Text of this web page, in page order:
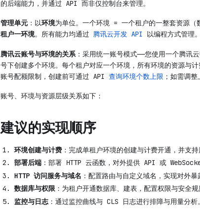
的后端能力，并通过 API 而非仅控制台来管理。
管理单元 ：以环境为单位。一个环境 = 一个租户的一整套资源（
租户一环境。所有能力均通过 腾讯云开发 API 以编程方式管理。
腾讯云账号与环境的关系：采用统一账号模式——您使用一个腾讯
号下创建多个环境。每个租户对应一个环境，所有环境的资源与
账号配额限制，创建前可通过 API 查询环境个数上限 ；如需调
账号、环境与资源层级关系如下：
建议的实现顺序
环境创建与计费 ：完成单租户环境的创建与计费开通，并支持
部署后端 ：部署 HTTP 云函数，对外提供 API 或
HTTP 访问服务与域名 ：配置路由与自定义域名，实现对外暴
数据库与权限 ：为租户开通数据库、建表，配置权限与安全规
监控与日志：通过监控曲线与 CLS 日志进行排障与用量分析。